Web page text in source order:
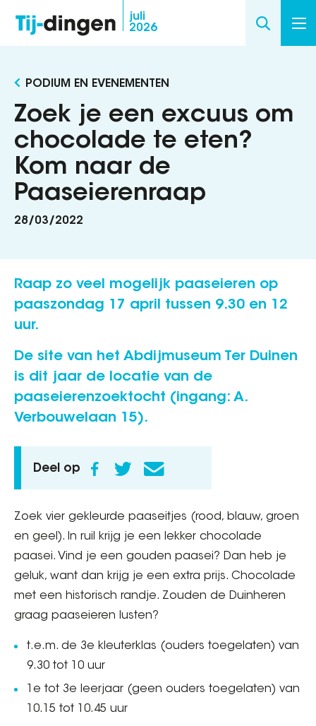
inhoud
gaan
juli
2026
PODIUM EN EVENEMENTEN
Zoek je een excuus om
chocolade te eten?
Kom naar de
Paaseierenraap
28/03/2022
Raap zo veel mogelijk paaseieren op
paaszondag 17 april tussen 9.30 en 12
uur.
De site van het Abdijmuseum Ter Duinen
is dit jaar de locatie van de
paaseierenzoektocht (ingang: A.
Verbouwelaan 15).
Deel op
Zoek vier gekleurde paaseitjes (rood, blauw, groen
en geel). In ruil krijg je een lekker chocolade
paasei. Vind je een gouden paasei? Dan heb je
geluk, want dan krijg je een extra prijs. Chocolade
met een historisch randje. Zouden de Duinheren
graag paaseieren lusten?
t.e.m. de 3e kleuterklas (ouders toegelaten) van
9.30 tot 10 uur
1e tot 3e leerjaar (geen ouders toegelaten) van
10.15 tot 10.45 uur